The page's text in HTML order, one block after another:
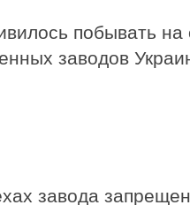
побывать
заводов
завода